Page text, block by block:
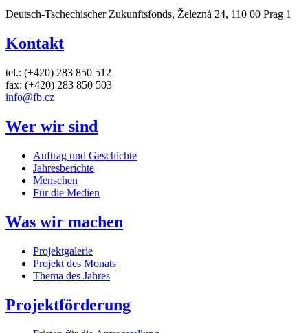
Deutsch-Tschechischer Zukunftsfonds, Železná 24, 110 00 Prag 1
Kontakt
tel.: (+420) 283 850 512
fax: (+420) 283 850 503
info@fb.cz
Wer wir sind
Auftrag und Geschichte
Jahresberichte
Menschen
Für die Medien
Was wir machen
Projektgalerie
Projekt des Monats
Thema des Jahres
Projektförderung